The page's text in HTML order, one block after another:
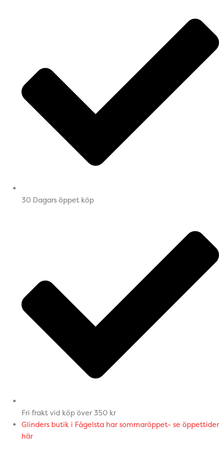
30 Dagars öppet köp
Fri frakt vid köp över 350 kr
Glinders butik i Fågelsta har sommaröppet- se öppettider
här